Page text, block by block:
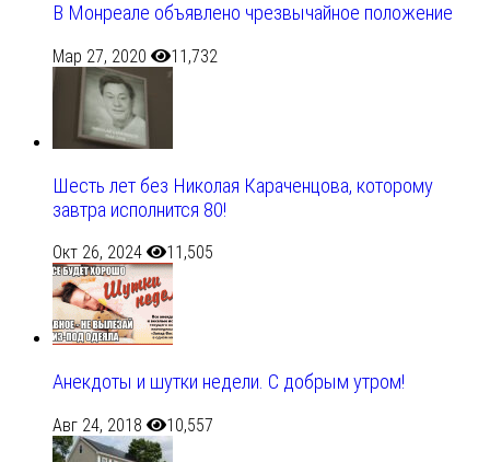
В Монреале объявлено чрезвычайное положение
Мар 27, 2020 11,732
Шесть лет без Николая Караченцова, которому
завтра исполнится 80!
Окт 26, 2024 11,505
Анекдоты и шутки недели. С добрым утром!
Авг 24, 2018 10,557